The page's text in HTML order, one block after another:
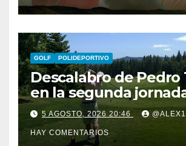
GOLF POLIDEPORTIVO
Descalabro de Pedro
en la segunda
Reid Trophy y Marcos
Ledesma pasa el
‘los pelos’
5 AGOSTO, 2026 20:46
HAY COMENTARIOS